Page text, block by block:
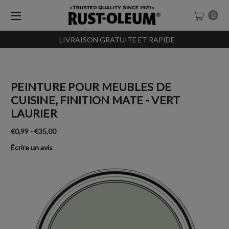
LIVRAISON GRATUITE ET RAPIDE
0
PEINTURE POUR MEUBLES DE
CUISINE, FINITION MATE - VERT
LAURIER
€0,99 - €35,00
Écrire un avis